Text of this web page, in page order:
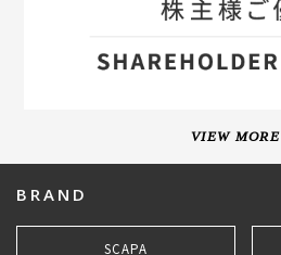
VIEW MORE
BRAND
SCAPA